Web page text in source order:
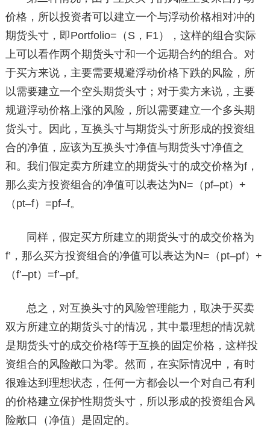
价格，所以投资者可以建立一个与浮动价格相对冲的
期货头寸，即Portfolio=（S，F1），这样的组合实际
上可以看作两个期货头寸和一个远期合约的组合。对
于买方来说，主要需要规避浮动价格下跌的风险，所
以需要建立一个空头期货头寸；对于卖方来说，主要
规避浮动价格上涨的风险，所以需要建立一个多头期
货头寸。因此，互换头寸与期货头寸所形成的投资组
合的净值，应该为互换头寸净值与期货头寸净值之
和。我们假定卖方所建立的期货头寸的成交价格为f，
那么卖方投资组合的净值可以表达为N=（pf–pt）+
（pt–f）=pf–f。
同样，假定买方所建立的期货头寸的成交价格为
f’，那么买方投资组合的净值可以表达为N=（pt–pf）+
（f’–pt）=f’–pf。
总之，对互换头寸的风险管理能力，取决于买卖
双方所建立的期货头寸的情况，其中最理想的情况就
是期货头寸的成交价格f等于互换的固定价格，这样投
资组合的风险敞口为零。然而，在实际情况中，有时
很难达到理想状态，任何一方都会以一个对自己有利
的价格建立保护性期货头寸，所以形成的投资组合风
险敞口（净值）是固定的。